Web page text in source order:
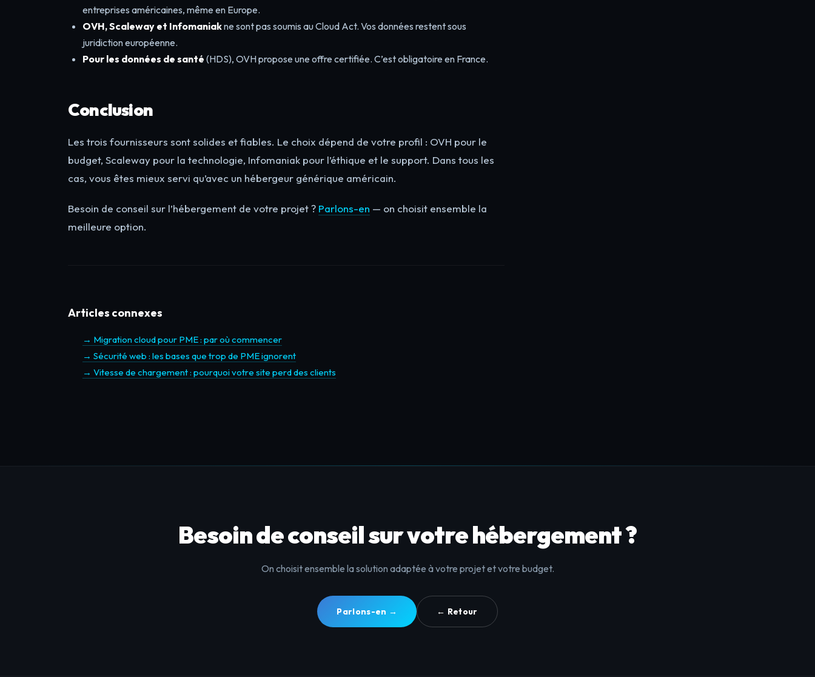
entreprises américaines, même en Europe.
OVH, Scaleway et Infomaniakne sont pas soumis au Cloud Act. Vos données restent sous
juridiction européenne.
Pour les données de santé (HDS), OVH propose une offre certifiée. C’est obligatoire en France.
Conclusion
Les trois fournisseurs sont solides et fiables. Le choix dépend de votre profil : OVH pour le
budget, Scaleway pour la technologie, Infomaniak pour l’éthique et le support. Dans tous les
cas, vous êtes mieux servi qu’avec un hébergeur générique américain.
Besoin de conseil sur l’hébergement de votre projet ? Parlons-en — on choisit ensemble la
meilleure option.
Articles connexes
→ Migration cloud pour PME : par où commencer
→ Sécurité web : les bases que trop de PME ignorent
→ Vitesse de chargement : pourquoi votre site perd des clients
Besoin de conseil sur votre hébergement ?
On choisit ensemble la solution adaptée à votre projet et votre budget.
Parlons-en → ← Retour
🛠️
⚡Automatiser des tâches / workflows